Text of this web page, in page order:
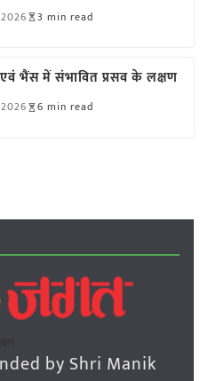
3 min read
भैंस में संभावित प्रसव के लक्षण
6 min read
by Shri Manik